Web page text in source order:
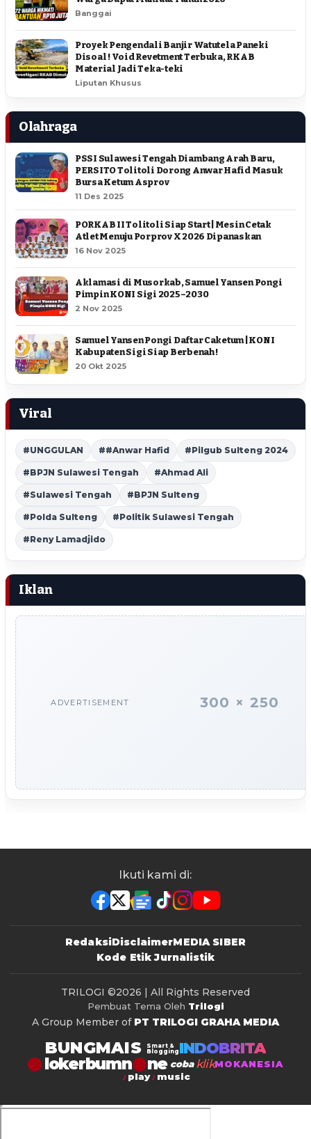
Banggai
Proyek Pengendali Banjir Watutela Paneki
Disoal ! Void Revetment Terbuka, RKAB
Material Jadi Teka-teki
Liputan Khusus
Olahraga
PSSI Sulawesi Tengah Diambang Arah Baru,
PERSITO Tolitoli Dorong Anwar Hafid Masuk
Bursa Ketum Asprov
11 Des 2025
PORKAB II Tolitoli Siap Start | Mesin Cetak
Atlet Menuju Porprov X 2026 Dipanaskan
16 Nov 2025
Aklamasi di Musorkab, Samuel Yansen Pongi
Pimpin KONI Sigi 2025–2030
2 Nov 2025
Samuel Yansen Pongi Daftar Caketum | KONI
Kabupaten Sigi Siap Berbenah !
20 Okt 2025
Viral
#UNGGULAN ##Anwar Hafid #Pilgub Sulteng 2024
#BPJN Sulawesi Tengah #Ahmad Ali
#Sulawesi Tengah #BPJN Sulteng
#Polda Sulteng #Politik Sulawesi Tengah
#Reny Lamadjido
Iklan
ADVERTISEMENT 300 × 250
Ikuti kami di:
RedaksiDisclaimerMEDIA SIBER
Kode Etik Jurnalistik
TRILOGI ©2026 | All Rights Reserved
Pembuat Tema Oleh Trilogi
A Group Member of PT TRILOGI GRAHA MEDIA
BUNGMAIS
Smart &
Blogging INDOBRITA
lokerbumn coba klikMOKANESIA
play
music